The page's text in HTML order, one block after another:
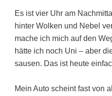
Es ist vier Uhr am
hinter Wolken und Nebel
mache ich mich auf den
hätte ich noch Uni – aber
sausen. Das ist heute
Mein Auto scheint fast von